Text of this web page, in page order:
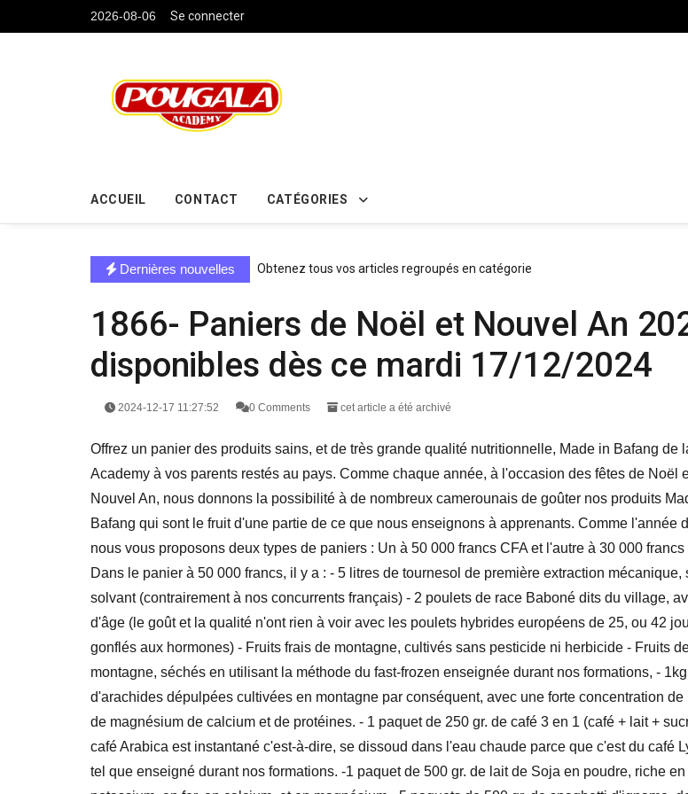
2026-08-06 Se connecter
ACCUEIL CONTACT CATÉGORIES
Dernières nouvelles Obtenez tous vos articles regroupés en catégorie
1866- Paniers de Noël et Nouvel An
disponibles dès ce mardi 17/12/2024
2024-12-17 11:27:52 0 Comments cet article a été archivé
Offrez un panier des produits sains, et de très grande qualité nutritionnelle, Made in Bafang de
Academy à vos parents restés au pays. Comme chaque année, à l'occasion des fêtes de Noël
Nouvel An, nous donnons la possibilité à de nombreux camerounais de goûter nos produits
Bafang qui sont le fruit d'une partie de ce que nous enseignons à apprenants. Comme l'année
nous vous proposons deux types de paniers : Un à 50 000 francs CFA et l'autre à 30 000 francs
Dans le panier à 50 000 francs, il y a : - 5 litres de tournesol de première extraction mécanique,
solvant (contrairement à nos concurrents français) - 2 poulets de race Baboné dits du village,
d'âge (le goût et la qualité n'ont rien à voir avec les poulets hybrides européens de 25, ou 42
gonflés aux hormones) - Fruits frais de montagne, cultivés sans pesticide ni herbicide - Fruits
montagne, séchés en utilisant la méthode du fast-frozen enseignée durant nos formations, - 1kg
d'arachides dépulpées cultivées en montagne par conséquent, avec une forte concentration de
de magnésium de calcium et de protéines. - 1 paquet de 250 gr. de café 3 en 1 (café + lait +
café Arabica est instantané c'est-à-dire, se dissoud dans l'eau chaude parce que c'est du café
tel que enseigné durant nos formations. -1 paquet de 500 gr. de lait de Soja en poudre, riche en